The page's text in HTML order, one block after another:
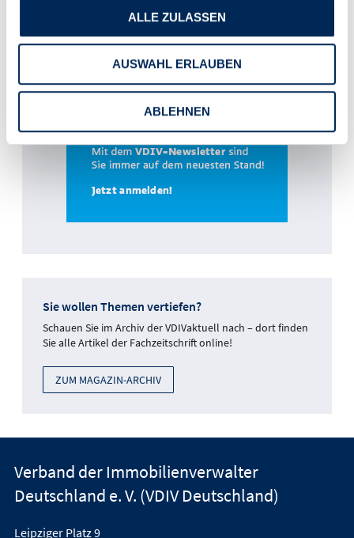
ALLE ZULASSEN
AUSWAHL ERLAUBEN
ABLEHNEN
Sie wollen Themen vertiefen?
Schauen Sie im Archiv der VDIVaktuell nach – dort finden
Sie alle Artikel der Fachzeitschrift online!
ZUM MAGAZIN-ARCHIV
Verband der Immobilienverwalter
Deutschland e. V. (VDIV Deutschland)
Leipziger Platz 9